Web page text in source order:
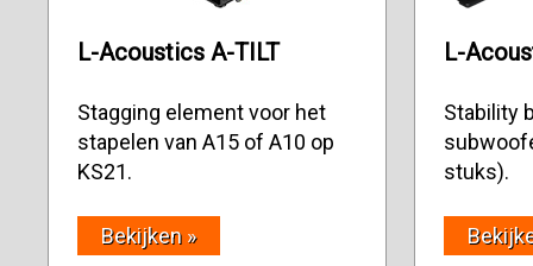
L-Acoustics A-TILT
Stagging element voor het
stapelen van A15 of A10 op
KS21.
Bekijken »
L-
Stability
stuks).